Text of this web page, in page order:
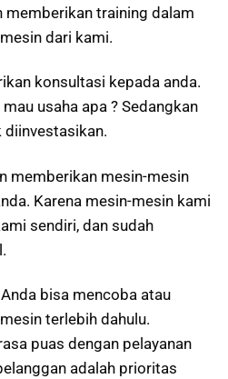
memberikan training dalam
dari kami.
konsultasi kepada anda.
usaha apa ? Sedangkan
diinvestasikan.
memberikan mesin-mesin
Karena mesin-mesin kami
sendiri, dan sudah
bisa mencoba atau
terlebih dahulu.
puas dengan pelayanan
adalah prioritas